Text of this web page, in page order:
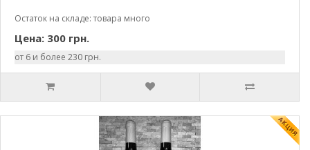
Остаток на складе: товара много
Цена: 300 грн.
от 6 и более 230 грн.